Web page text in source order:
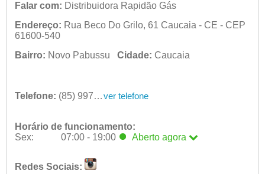
Falar com: Distribuidora Rapidão Gás
Endereço: Rua Beco Do Grilo, 61 Caucaia - CE - CEP
61600-540
Bairro: Novo Pabussu Cidade: Caucaia
Telefone: (85) 99778-0917 ver telefone
Horário de funcionamento:
Sex:
07:00 - 19:00 Aberto agora
Ter:
07:00 - 19:00
Redes Sociais: